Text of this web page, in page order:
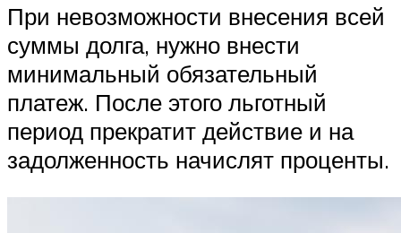
При невозможности внесения всей
суммы долга, нужно внести
минимальный обязательный
платеж. После этого льготный
период прекратит действие и на
задолженность начислят проценты.